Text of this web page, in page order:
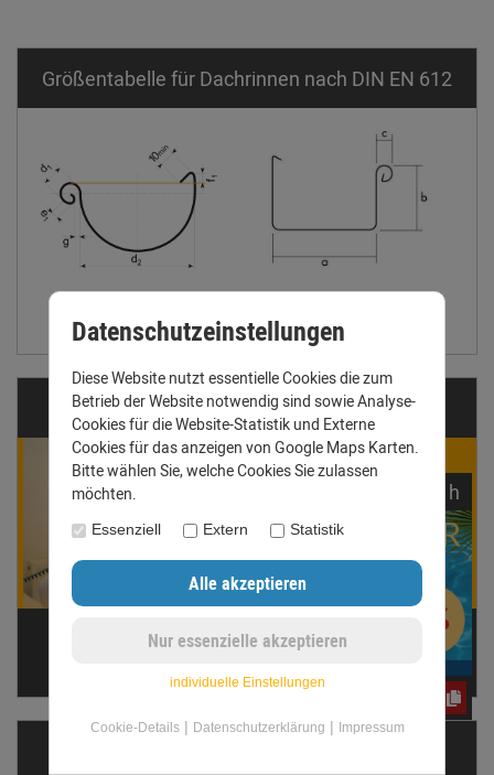
Größentabelle für Dachrinnen nach DIN EN 612
Größentabelle anzeigen
Fragen?
Winnie Werner
Gern beantworten wir Deine
Fragen. Ruf uns an oder
schreib eine E-Mail.
Telefon: +49 (0) 3431 6060510
h
Datenschutzeinstellungen
Diese Website nutzt essentielle Cookies die zum
Betrieb der Website notwendig sind sowie Analyse-
Cookies für die Website-Statistik und Externe
Cookies für das anzeigen von Google Maps Karten.
Bitte wählen Sie, welche Cookies Sie zulassen
möchten.
Essenziell Extern Statistik
individuelle Einstellungen
Cookie-Details| Datenschutzerklärung | Impressum